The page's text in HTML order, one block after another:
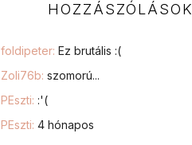
HOZZÁSZÓLÁSOK
foldipeter: Ez brutális :(
Zoli76b: szomorú...
PEszti: :'(
PEszti: 4 hónapos